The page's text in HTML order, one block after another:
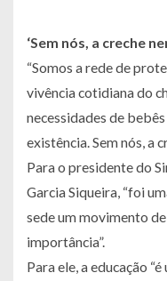
‘Sem nós, a creche
“Somos a rede de
vivência cotidiana do
necessidades de
existência. Sem nós, a
Para o presidente do
Garcia Siqueira, “foi
sede um movimento
importância”.
Para ele, a educação